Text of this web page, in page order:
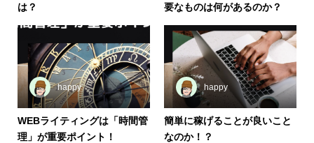
は？
要なものは何があるのか？
happy
WEBライティングは「時間管
理」が重要ポイント！
happy
簡単に稼げることが良いこと
なのか！？